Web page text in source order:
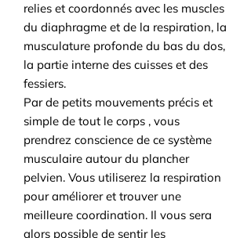
relies et coordonnés avec les muscles
du diaphragme et de la respiration, la
musculature profonde du bas du dos,
la partie interne des cuisses et des
fessiers.
Par de petits mouvements précis et
simple de tout le corps , vous
prendrez conscience de ce système
musculaire autour du plancher
pelvien. Vous utiliserez la respiration
pour améliorer et trouver une
meilleure coordination. Il vous sera
alors possible de sentir les